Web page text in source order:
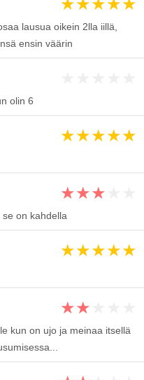
★★★★★
lausua oikein 2lla iillä,
ensin väärin
olin 6
★★★★★
★★★
on kahdella
★★★★★
★★
kun on ujo ja meinaa itsellä